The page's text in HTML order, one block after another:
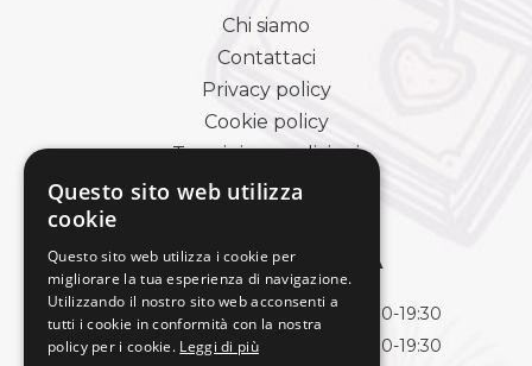
Chi siamo
Contattaci
Privacy policy
Cookie policy
Termini e condizioni
Pagamenti e spedizioni
ORARI DI APERTURA
Lunedì
09:00-13:00 | 15:30-19:30
Martedì
09:00-13:00 | 15:30-19:30
Questo sito web utilizza
cookie
Questo sito web utilizza i cookie per
migliorare la tua esperienza di navigazione.
Utilizzando il nostro sito web acconsenti a
tutti i cookie in conformità con la nostra
policy per i cookie. Leggi di più